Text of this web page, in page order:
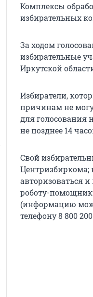
Комплексы
избирательных
За ходом
избирательные
Иркутской
Избиратели,
причинам не
для голосования
не позднее 14
Свой
Центризбиркома;
авторизоваться
роботу-
(информацию
телефону 8 800